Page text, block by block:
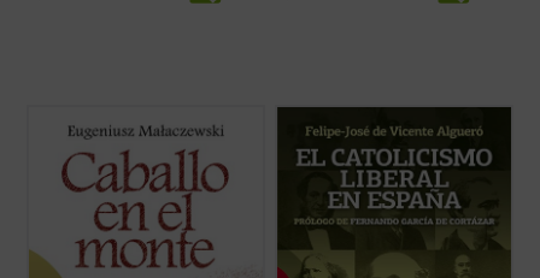
¿Cuánto dolor puede soportar un hombre?
El protagonista de esta historia, como si
fuera un nuevo santo Job, se hunde en las
profundidades más insondables del
sufrimiento humano. La guerra es la pena
con que la humanidad sufriente se castiga
(ver ficha)
«Una sesgada visión del XIX español tiende
a entender esta historia como un
enfrentamiento entre liberales,
modernizadores, y católicos,
reaccionarios. Esta visión es falsa: desde el
catolicismo militante, explícito y
convencido de los autores ...(ver ficha)